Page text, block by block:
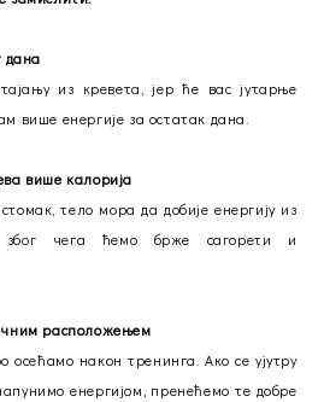
дана
из кревета, јер ће вас јутарње
више енергије за остатак дана.
више калорија
тело мора да добије енергију из
због чега ћемо брже сагорети и
расположењем
осећамо након тренинга. Ако се ујутру
енергијом, пренећемо те добре